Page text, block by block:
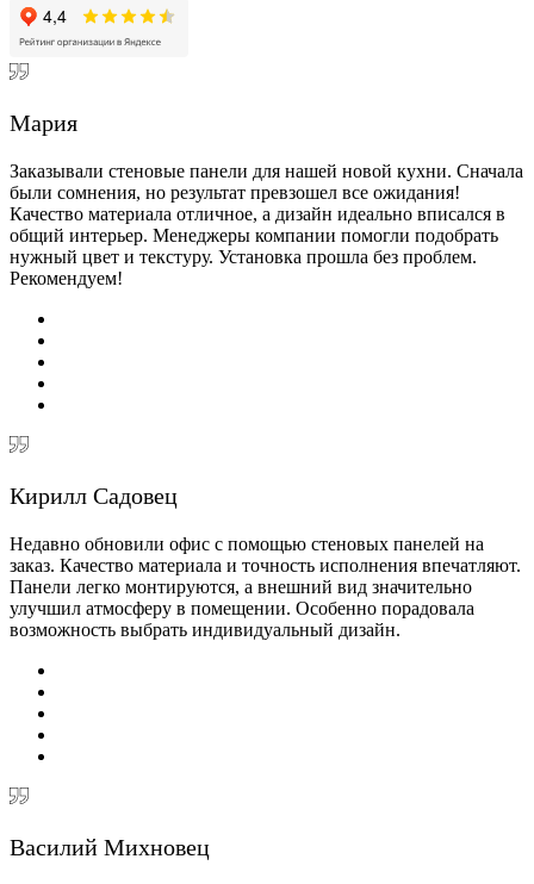
Мария
Заказывали стеновые панели для нашей новой кухни. Сначала
были сомнения, но результат превзошел все ожидания!
Качество материала отличное, а дизайн идеально вписался в
общий интерьер. Менеджеры компании помогли подобрать
нужный цвет и текстуру. Установка прошла без проблем.
Рекомендуем!
Кирилл Садовец
Недавно обновили офис с помощью стеновых панелей на
заказ. Качество материала и точность исполнения впечатляют.
Панели легко монтируются, а внешний вид значительно
улучшил атмосферу в помещении. Особенно порадовала
возможность выбрать индивидуальный дизайн.
Василий Михновец